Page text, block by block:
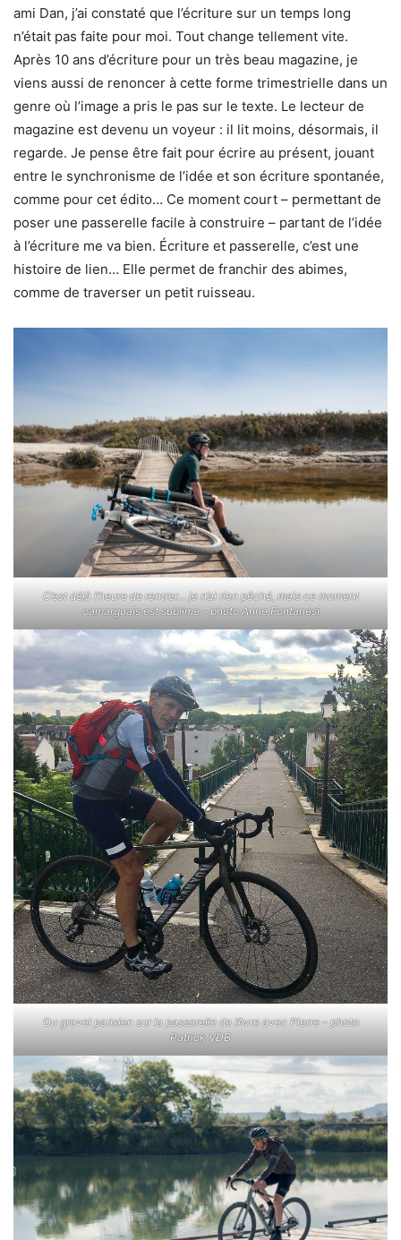
ami Dan, j’ai constaté que l’écriture sur un temps long
n’était pas faite pour moi. Tout change tellement vite.
Après 10 ans d’écriture pour un très beau magazine, je
viens aussi de renoncer à cette forme trimestrielle dans un
genre où l’image a pris le pas sur le texte. Le lecteur de
magazine est devenu un voyeur : il lit moins, désormais, il
regarde. Je pense être fait pour écrire au présent, jouant
entre le synchronisme de l’idée et son écriture spontanée,
comme pour cet édito… Ce moment court – permettant de
poser une passerelle facile à construire – partant de l’idée
à l’écriture me va bien. Écriture et passerelle, c’est une
histoire de lien… Elle permet de franchir des abimes,
comme de traverser un petit ruisseau.
C’est déjà l’heure de rentrer… je n’ai rien pêché, mais ce moment
camarguais est sublime – photo Anne Fontanesi
Du gravel parisien sur la passerelle de l’Avre avec Pierre – photo
Patrick VDB